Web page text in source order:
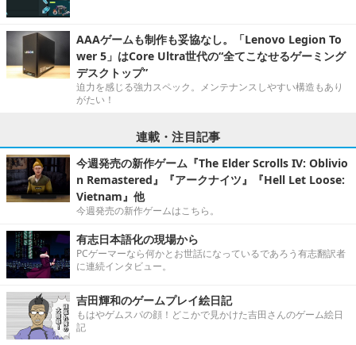
AAAゲームも制作も妥協なし。「Lenovo Legion To
wer 5」はCore Ultra世代の“全てこなせるゲーミング
デスクトップ”
迫力を感じる強力スペック。メンテナンスしやすい構造もあり
がたい！
連載・注目記事
今週発売の新作ゲーム『The Elder Scrolls IV: Oblivio
n Remastered』『アークナイツ』『Hell Let Loose:
Vietnam』他
今週発売の新作ゲームはこちら。
有志日本語化の現場から
PCゲーマーなら何かとお世話になっているであろう有志翻訳者
に連続インタビュー。
吉田輝和のゲームプレイ絵日記
もはやゲムスパの顔！どこかで見かけた吉田さんのゲーム絵日
記